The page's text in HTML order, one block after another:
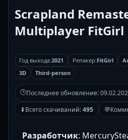
Scrapland
Multiplayer FitGirl
Год выхода:2021 Репакер:FitGirl
3D
Third-person
🕒Последнее обновление:
⬇Всего скачиваний:495 💬
Разработчик: